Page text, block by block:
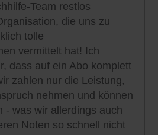
Team restlos
die uns zu
tolle
vermittelt hat! Ich
dass auf ein Abo komplett
zahlen nur die Leistung,
nehmen und können
- was wir allerdings auch
Noten so schnell nicht